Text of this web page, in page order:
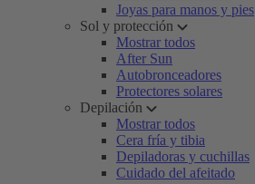
Joyas para manos y pies
Sol y protección
Mostrar todos
After Sun
Autobronceadores
Protectores solares
Depilación
Mostrar todos
Cera fría y tibia
Depiladoras y cuchillas
Cuidado del afeitado